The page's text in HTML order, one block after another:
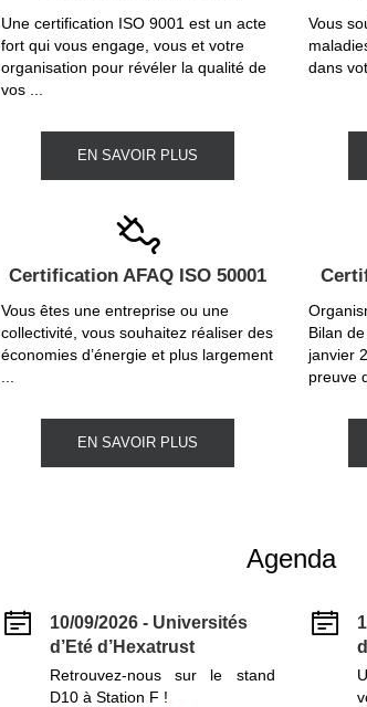
Une certification ISO 9001 est un acte
fort qui vous engage, vous et votre
organisation pour révéler la qualité de
vos ...
EN SAVOIR PLUS
Vous
dans
Certification AFAQ ISO 50001
Vous êtes une entreprise ou une
collectivité, vous souhaitez réaliser des
économies d’énergie et plus largement
EN SAVOIR PLUS
Bilan
janvier
preuve
Agenda
10/09/2026 - Universités
d’Eté d’Hexatrust
Retrouvez-nous sur le stand
D10 à Station F !